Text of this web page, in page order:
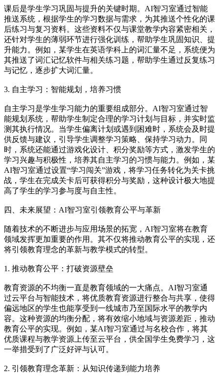
课后是学生学习巩固与提升的关键时期。AI智习室通过智能
推送系统，根据学生的学习数据与需求，为其推送个性化的课
后练习与复习资料。这些资料不仅与课堂教学内容紧密相关，
还针对学生的薄弱环节进行强化训练，帮助学生巩固知识、提
升能力。例如，某学生在英语学科上的词汇量不足，系统便为
其推送了词汇记忆软件与相关练习题，帮助学生通过反复练习
与记忆，逐步扩大词汇量。
3. 自主学习：智能规划，培养习惯
自主学习是学生学习能力的重要组成部分。AI智习室通过智
能规划系统，帮助学生制定合理的学习计划与目标，并实时监
测其执行情况。当学生偏离计划或遇到困难时，系统会及时提
供反馈与建议，引导学生调整学习策略、保持学习动力。同
时，系统还能通过游戏化设计、积分奖励等方式，激发学生的
学习兴趣与积极性，培养其自主学习的习惯与能力。例如，某
AI智习室通过设置“学习闯关”游戏，将学习任务转化为关卡挑
战，学生在完成关卡后可获得积分与奖励，这种设计极大地提
高了学生的学习参与度与自主性。
四、未来展望：AI智习室引领教育公平与革新
随着技术的不断进步与应用场景的拓宽，AI智习室将在教育
领域发挥更加重要的作用。其不仅将推动教育公平的实现，还
将引领教育理念的革新与教学模式的转型。
1. 推动教育公平：打破资源壁垒
教育资源的不均衡一直是教育领域的一大痛点。AI智习室通
过云平台与智能技术，将优质教育资源进行整合与共享，使得
偏远地区的学生也能享受到一线城市乃至国际水平的教学内
容。这种资源的均衡分配，将有效缩小地域与资源差距，推动
教育公平的实现。例如，某AI智习室通过与名校合作，将其
优质课程与教学资源上传至云平台，供全国学生免费学习，这
一举措受到了广泛好评与认可。
2. 引领教育理念革新：从知识传递到能力培养